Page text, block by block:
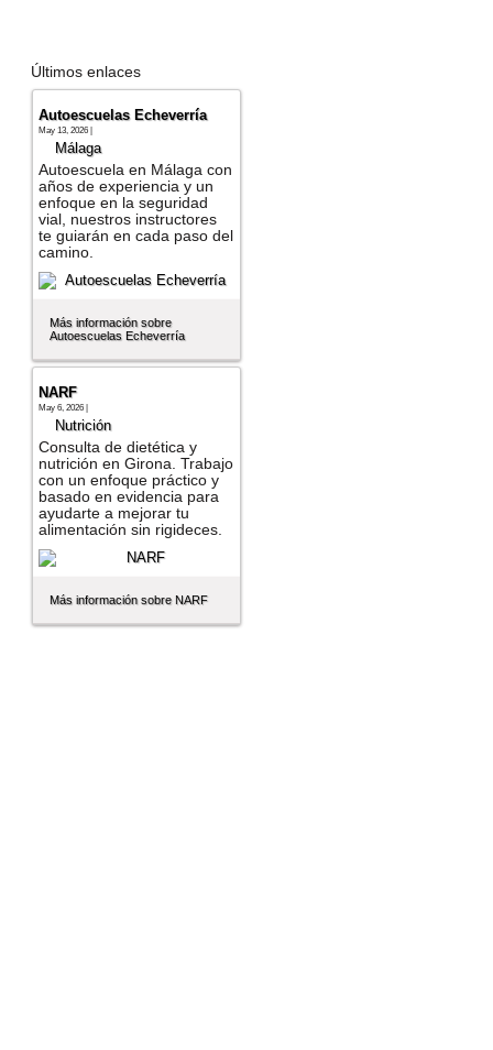
Últimos enlaces
Autoescuelas Echeverría
May 13, 2026 |
Málaga
Autoescuela en Málaga con
años de experiencia y un
enfoque en la seguridad
vial, nuestros instructores
te guiarán en cada paso del
camino.
Más información sobre
Autoescuelas Echeverría
NARF
May 6, 2026 |
Nutrición
Consulta de dietética y
nutrición en Girona. Trabajo
con un enfoque práctico y
basado en evidencia para
ayudarte a mejorar tu
alimentación sin rigideces.
Más información sobre NARF